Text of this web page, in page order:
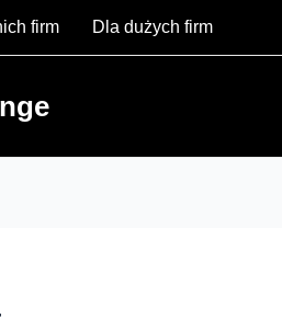
firm Dla dużych firm